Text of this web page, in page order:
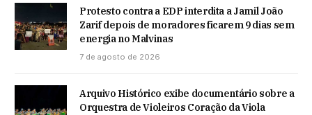
Protesto contra a EDP interdita a Jamil João
Zarif depois de moradores ficarem 9 dias sem
energia no Malvinas
7 de agosto de 2026
Arquivo Histórico exibe documentário sobre a
Orquestra de Violeiros Coração da Viola